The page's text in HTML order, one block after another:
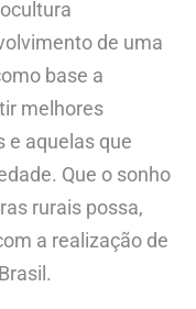
de uma
base a
melhores
e aquelas que
Que o sonho
rurais possa,
a realização de